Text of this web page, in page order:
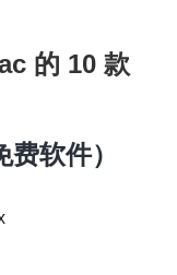
的 10 款
软件）